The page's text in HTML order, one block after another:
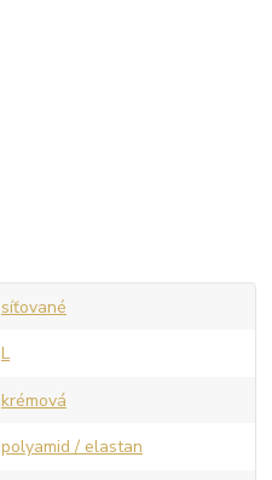
síťované
L
krémová
polyamid / elastan